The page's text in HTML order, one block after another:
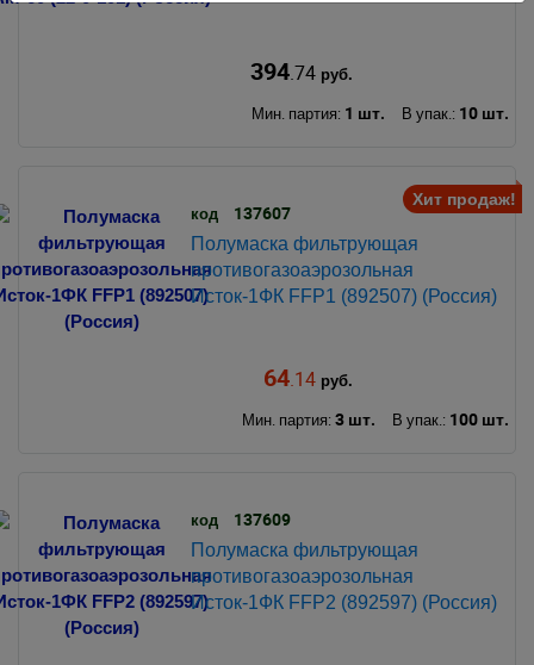
394.74руб.
Мин. партия: 1 шт. В упак.: 10 шт.
Хит продаж!
код 137607
Полумаска фильтрующая
противогазоаэрозольная
Исток-1ФК FFP1 (892507) (Россия)
64.14руб.
Мин. партия: 3 шт. В упак.: 100 шт.
код 137609
Полумаска фильтрующая
противогазоаэрозольная
Исток-1ФК FFP2 (892597) (Россия)